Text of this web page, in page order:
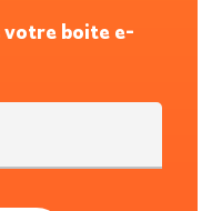
boite e-